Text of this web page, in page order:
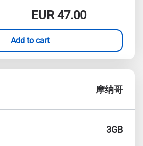
EUR47.00
Add to cart
摩纳哥
3GB